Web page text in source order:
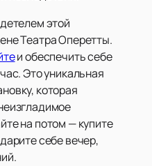
этой
Театра Оперетты.
и обеспечить себе
Это уникальная
которая
на потом — купите
себе вечер,